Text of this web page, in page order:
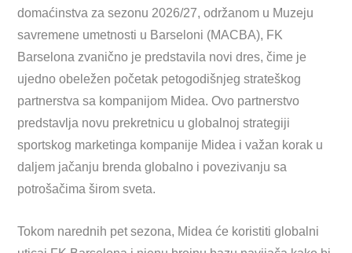
domaćinstva za sezonu 2026/27, održanom u Muzeju
savremene umetnosti u Barseloni (MACBA), FK
Barselona zvanično je predstavila novi dres, čime je
ujedno obeležen početak petogodišnjeg strateškog
partnerstva sa kompanijom Midea. Ovo partnerstvo
predstavlja novu prekretnicu u globalnoj strategiji
sportskog marketinga kompanije Midea i važan korak u
daljem jačanju brenda globalno i povezivanju sa
potrošačima širom sveta.
Tokom narednih pet sezona, Midea će koristiti globalni